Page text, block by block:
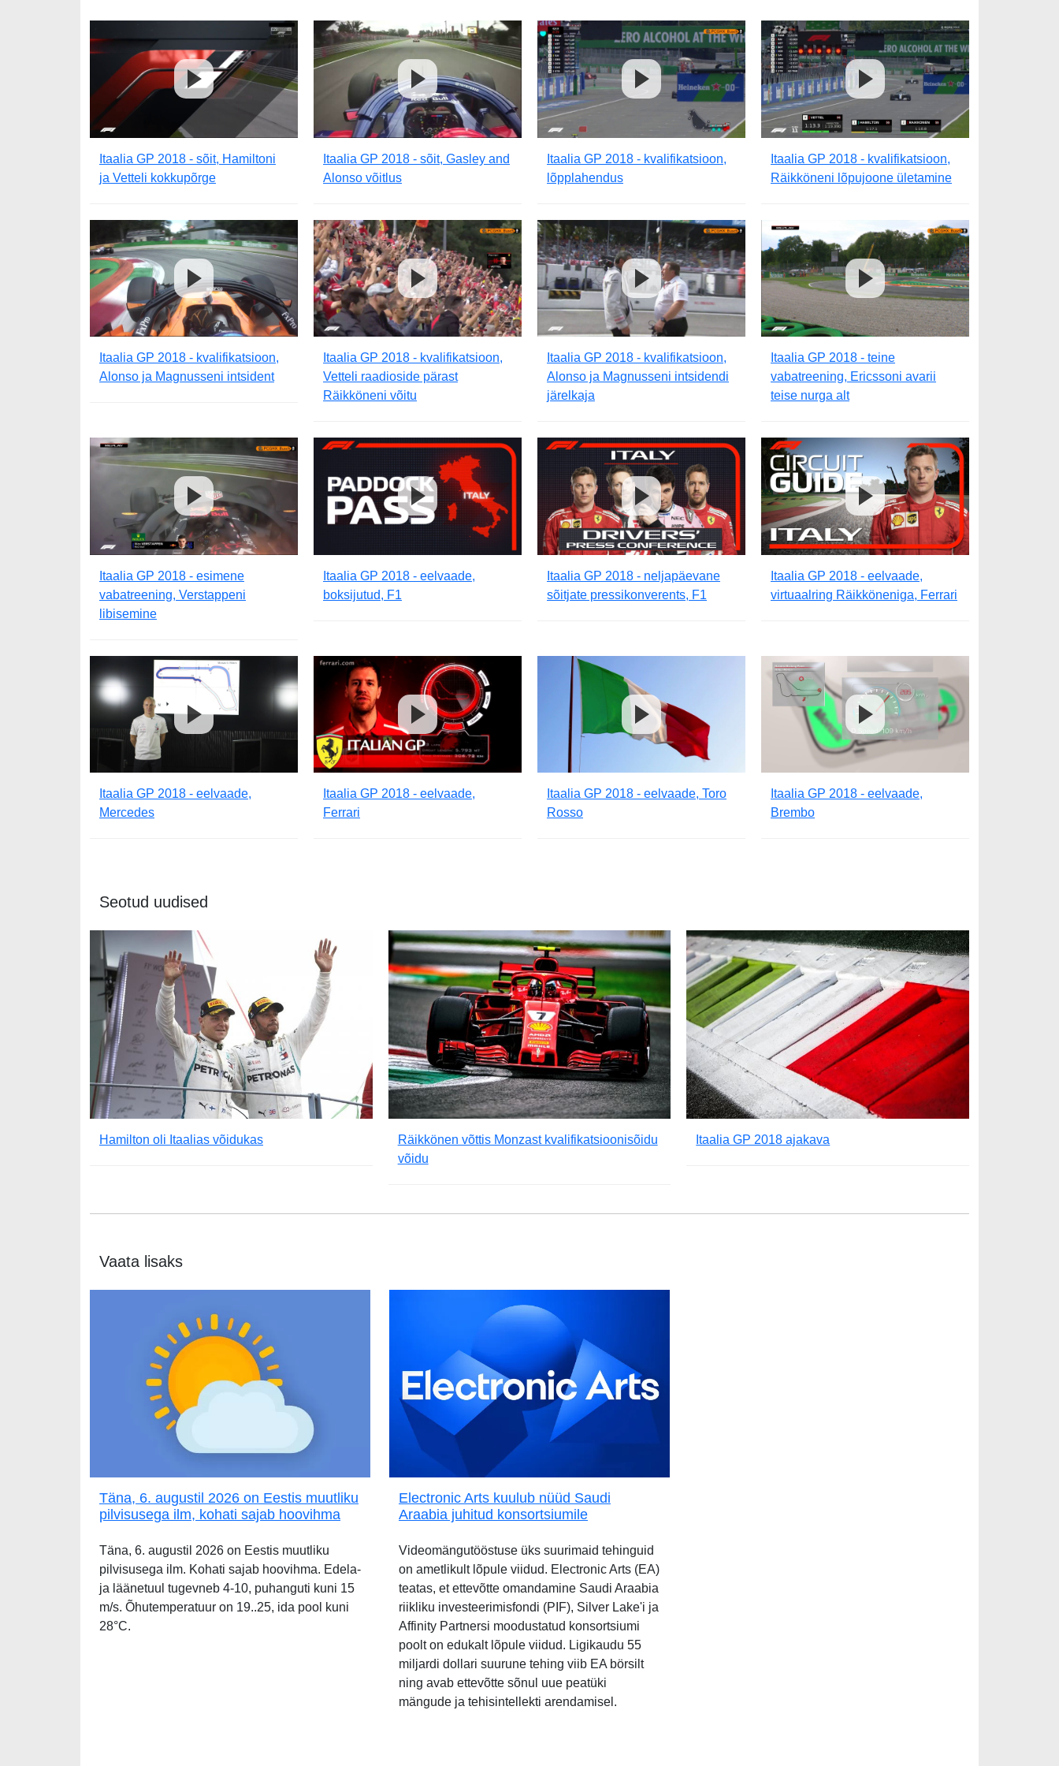
Itaalia GP 2018 - sõit, Hamiltoni
ja Vetteli kokkupõrge
Itaalia GP 2018 - sõit, Gasley and
Alonso võitlus
Itaalia GP 2018 - kvalifikatsioon,
lõpplahendus
Itaalia GP 2018 - kvalifikatsioon,
Räikköneni lõpujoone ületamine
Itaalia GP 2018 - kvalifikatsioon,
Alonso ja Magnusseni intsident
Itaalia GP 2018 - kvalifikatsioon,
Vetteli raadioside pärast
Räikköneni võitu
Itaalia GP 2018 - kvalifikatsioon,
Alonso ja Magnusseni intsidendi
järelkaja
Itaalia GP 2018 - teine
vabatreening, Ericssoni avarii
teise nurga alt
Itaalia GP 2018 - esimene
vabatreening, Verstappeni
libisemine
Itaalia GP 2018 - eelvaade,
boksijutud, F1
Itaalia GP 2018 - neljapäevane
sõitjate pressikonverents, F1
Itaalia GP 2018 - eelvaade,
virtuaalring Räikköneniga, Ferrari
Itaalia GP 2018 - eelvaade,
Mercedes
Itaalia GP 2018 - eelvaade,
Ferrari
Itaalia GP 2018 - eelvaade, Toro
Rosso
Itaalia GP 2018 - eelvaade,
Brembo
Seotud uudised
Hamilton oli Itaalias võidukas
Räikkönen võttis Monzast kvalifikatsioonisõidu
võidu
Itaalia GP 2018 ajakava
Vaata lisaks
Täna, 6. augustil 2026 on Eestis muutliku
pilvisusega ilm, kohati sajab hoovihma
Täna, 6. augustil 2026 on Eestis muutliku
pilvisusega ilm. Kohati sajab hoovihma. Edela-
ja läänetuul tugevneb 4-10, puhanguti kuni 15
m/s. Õhutemperatuur on 19..25, ida pool kuni
28°C.
Electronic Arts kuulub nüüd Saudi
Araabia juhitud konsortsiumile
Videomängutööstuse üks suurimaid tehinguid
on ametlikult lõpule viidud. Electronic Arts (EA)
teatas, et ettevõtte omandamine Saudi Araabia
riikliku investeerimisfondi (PIF), Silver Lake'i ja
Affinity Partnersi moodustatud konsortsiumi
poolt on edukalt lõpule viidud. Ligikaudu 55
miljardi dollari suurune tehing viib EA börsilt
ning avab ettevõtte sõnul uue peatüki
mängude ja tehisintellekti arendamisel.